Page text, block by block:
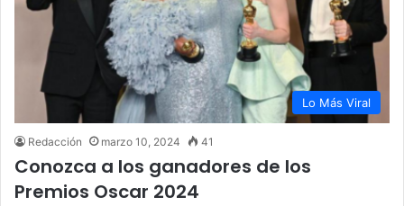
Lo Más Viral
Redacción marzo 10, 2024 41
Conozca a los ganadores de los
Premios Oscar 2024